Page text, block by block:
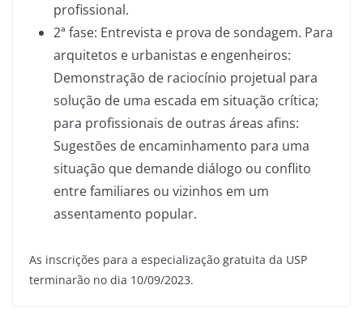
profissional.
2ª fase: Entrevista e prova de sondagem. Para
arquitetos e urbanistas e engenheiros:
Demonstração de raciocínio projetual para
solução de uma escada em situação crítica;
para profissionais de outras áreas afins:
Sugestões de encaminhamento para uma
situação que demande diálogo ou conflito
entre familiares ou vizinhos em um
assentamento popular.
As inscrições para a especialização gratuita da USP
terminarão no dia 10/09/2023.